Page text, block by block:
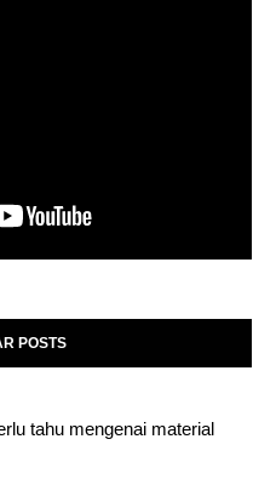
POSTS
tahu mengenai material